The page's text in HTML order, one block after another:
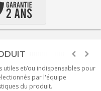
utiles et/ou indispensables pour
par l'équipe
du produit.